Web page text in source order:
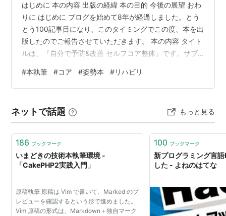
はじめに 本の内容 出版の経緯 本の目的 今後の展望 おわ
りに はじめに ブログを始めて8年が経過しました。とう
とう100記事目になり、このタイミングでこの度、本を出
版したのでご報告させていただきます。 本の内容 タイト
ルは、『自分で予防&改善 セルフコア整体』です。サブ
を美しく姿勢改善』。なかなかてんこ盛りなタイトルで
す。ブログでも発信している、コアと体幹の使い方をメ
https://amzn.asia/d/0bEWLyoy 出版の経緯 確かなる知
識と技術と自信を持ち、法人設立して早３年が経ちま…
#本執筆 #コア #姿勢本 #リハビリ
ネットで話題 もっと見る
186 ブックマーク
いまどきの技術本執筆環境 -
「CakePHP2実践入門」
原稿執筆 原稿は Vim で書いて、Marked のプ
レビューを確認するという形で進めました。
Vim 原稿の形式は、Markdown＋独自マーク
100 ブックマーク
新プログラミング言
した - よねのはてな